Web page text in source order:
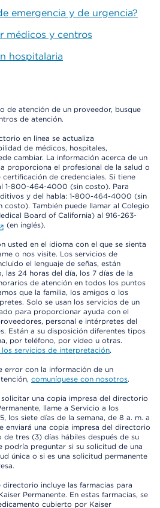
emergencia y de urgencia?
médicos y centros
hospitalaria
de atención de un proveedor, busque
de atención.
en línea se actualiza
de médicos, hospitales,
cambiar. La información acerca de un
proporciona el profesional de la salud o
de credenciales. Si tiene
1-800-464-4000 (sin costo). Para
y del habla: 1-800-464-4000 (sin
costo). También puede llamar al Colegio
Board of California) al 916-263-
(en inglés).
usted en el idioma con el que se sienta
o nos visite. Los servicios de
el lenguaje de señas, están
las 24 horas del día, los 7 días de la
de atención en todos los puntos
que la familia, los amigos o los
Solo se usan los servicios de un
para proporcionar ayuda con el
personal e intérpretes del
Están a su disposición diferentes tipos
por teléfono, por video u otras.
servicios de interpretación.
error con la información de un
comuníquese con nosotros.
una copia impresa del directorio
llame a Servicio a los
los siete días de la semana, de 8 a. m. a
enviará una copia impresa del directorio
tres (3) días hábiles después de su
podría preguntar si su solicitud de una
única o si es una solicitud permanente
directorio incluye las farmacias para
Permanente. En estas farmacias, se
cubierto por Kaiser